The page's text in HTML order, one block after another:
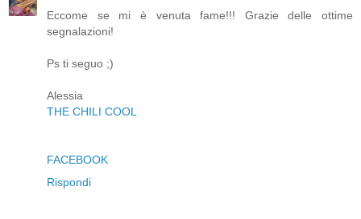
Eccome se mi è venuta fame!!! Grazie delle ottime
segnalazioni!
Ps ti seguo ;)
Alessia
THE CHILI COOL
FACEBOOK
Rispondi